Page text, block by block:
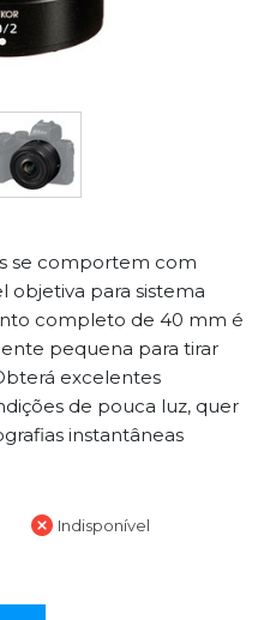
se comportem com
objetiva para sistema
completo de 40 mm é
pequena para tirar
excelentes
de pouca luz, quer
instantâneas
Indisponível